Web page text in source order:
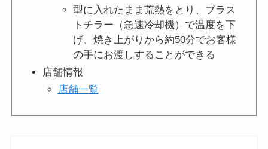
型に入れたまま荒熱をとり、ブラス
トチラー（急速冷却機）で温度を下
げ、焼き上がりから約50分でお客様
の手にお渡しすることができる
店舗情報
店舗一覧